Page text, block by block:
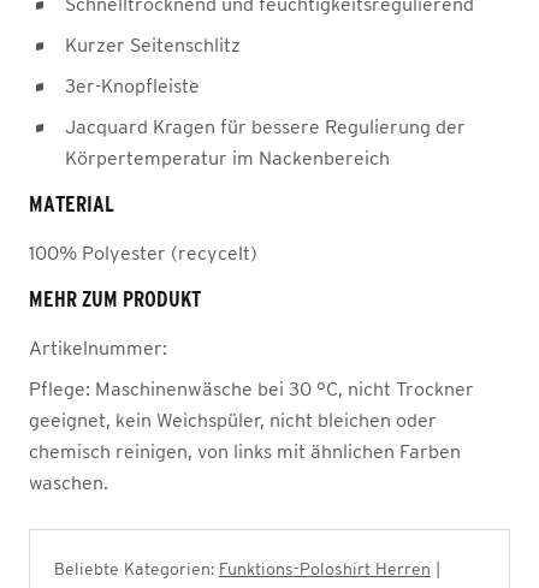
Kurzer Seitenschlitz
3er-Knopfleiste
Jacquard Kragen für bessere Regulierung der
Körpertemperatur im Nackenbereich
MATERIAL
100% Polyester (recycelt)
MEHR ZUM PRODUKT
Artikelnummer:
Pflege: Maschinenwäsche bei 30 °C, nicht Trockner
geeignet, kein Weichspüler, nicht bleichen oder
chemisch reinigen, von links mit ähnlichen Farben
waschen.
Beliebte Kategorien: Funktions-Poloshirt Herren